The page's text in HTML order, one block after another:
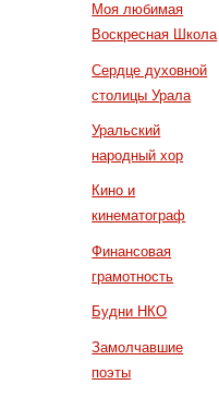
Моя любимая
Воскресная Школа
Сердце духовной
столицы Урала
Уральский
народный хор
Кино и
кинематограф
Финансовая
грамотность
Будни НКО
Замолчавшие
поэты